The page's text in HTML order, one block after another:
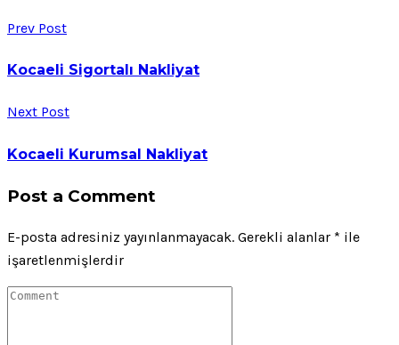
Prev Post
Kocaeli Sigortalı Nakliyat
Next Post
Kocaeli Kurumsal Nakliyat
Post a Comment
E-posta adresiniz yayınlanmayacak. Gerekli alanlar * ile
işaretlenmişlerdir